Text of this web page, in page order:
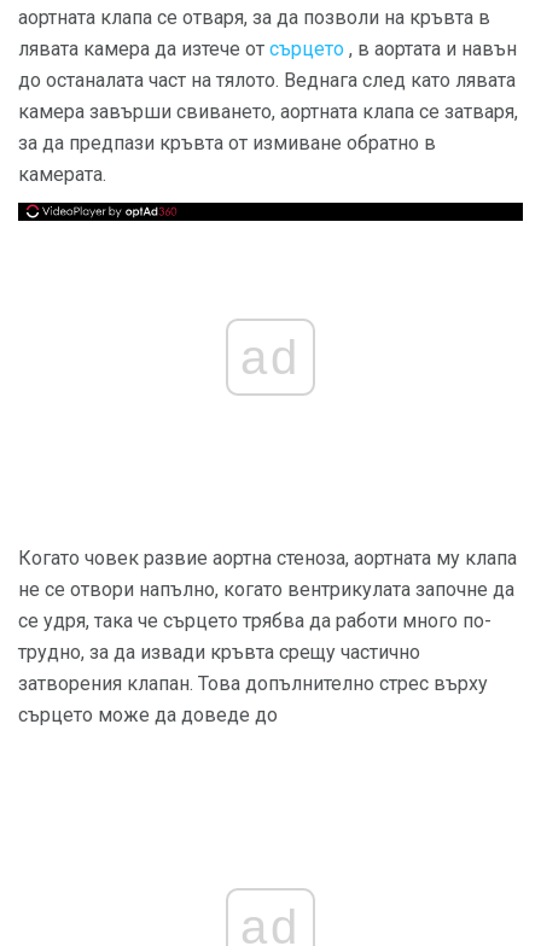
аортната клапа се отваря, за да позволи на кръвта в
лявата камера да изтече от сърцето , в аортата и навън
до останалата част на тялото. Веднага след като лявата
камера завърши свиването, аортната клапа се затваря,
за да предпази кръвта от измиване обратно в
камерата.
ad
Когато човек развие аортна стеноза, аортната му клапа
не се отвори напълно, когато вентрикулата започне да
се удря, така че сърцето трябва да работи много по-
трудно, за да извади кръвта срещу частично
затворения клапан. Това допълнително стрес върху
сърцето може да доведе до
ad